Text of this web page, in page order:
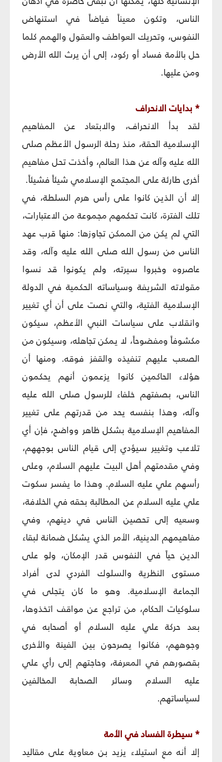
الناس، وتكون معيناً فياضاً في استنهاض
النفوس، وتحريك العواطف والعقول والهمم كلما
حل بالأمة فساد أو ركود، إلى أن يرث الله الأرض
ومن عليها.
* بدايات الانحراف
لقد بدأ الانحراف، والابتعاد عن المفاهيم
الإسلامية الحقة، منذ رحلة الرسول الأعظم صلى
الله عليه وآله عن هذا العالم، وأخذت تحل مفاهيم
أخرى طارئة على المجتمع الإسلامي شيئاً فشيئاً.
إلا أن الذين كانوا على رأس هرم السلطة، في
تلك الفترة، كانت تحكمهم مجموعة من الاعتبارات،
التي لم يكن من الممكن تجاوزها: منها قرب عهد
الناس من رسول الله صلى الله عليه وآله، وقد
عاصروه وخبروا سيرته، ولم يكونوا قد نسوا
مقولاته الشريفة وسياساته الحكمية في الدولة
الإسلامية الفتية، والتي نصت على أن أي تغيير
وانقلاب على سياسات النبي الأعظم، سيكون
مكشوفاً ومفضوحاً، لا يمكن تجاهله، وسيكون من
الصعب عليهم تنفيذه والقفز فوقه. ومنها أن
هؤلاء الحاكمين كانوا يزعمون أنهم يحكمون
الناس، بصفتهم خلفاء للرسول صلى الله عليه
وآله، وهذا بنفسه يحد من قدرتهم على تغيير
المفاهيم الإسلامية بشكل ظاهر وواضح، فإن أي
تلاعب وتغيير سيؤدي إلى قيام الناس بوجههم،
وفي مقدمتهم أهل البيت عليهم السلام، وعلى
رأسهم علي عليه السلام. وهذا ما يفسر سكوت
علي عليه السلام عن المطالبة بحقه في الخلافة،
وسعيه إلى تحصين الناس في دينهم، وفي
مفاهيمهم الدينية، الأمر الذي يشكل ضمانة لبقاء
الدين حياً في النفوس قدر الإمكان، ولو على
مستوى النظرية والسلوك الفردي لدى أفراد
الجماعة الإسلامية. وهو ما كان يتجلى في
سلوكيات الحكام، من تراجع عن مواقف اتخذوها،
بعد حركة علي عليه السلام أو أصحابه في
وجوههم، فكانوا يصرحون بين الفينة والأخرى
بقصورهم في المعرفة، وحاجتهم إلى رأي علي
عليه السلام وسائر الصحابة المخالفين
لسياساتهم.
* سيطرة الفساد في الأمة
إلا أنه مع استيلاء يزيد بن معاوية على مقاليد